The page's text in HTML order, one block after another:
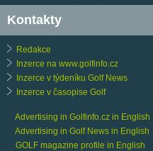
Kontakty
Redakce
Inzerce na www.golfinfo.cz
Inzerce v týdeníku Golf News
Inzerce v časopise Golf
Advertising in Golfinfo.cz in English
Advertising in Golf News in English
GOLF magazine profile in English